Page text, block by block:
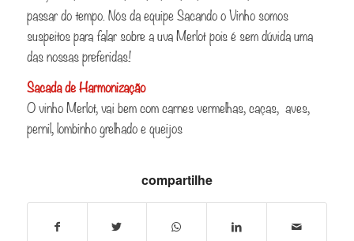
passar do tempo. Nós da equipe Sacando o Vinho somos
suspeitos para falar sobre a uva Merlot pois é sem dúvida uma
das nossas preferidas!
Sacada de Harmonização
O vinho Merlot, vai bem com carnes vermelhas, caças, aves,
pernil, lombinho grelhado e queijos
compartilhe